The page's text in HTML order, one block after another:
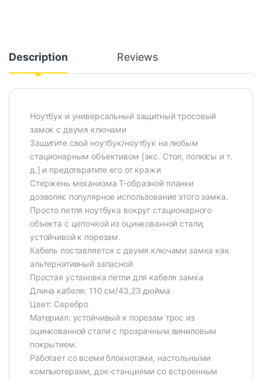
Description Reviews
Ноутбук и универсальный защитный тросовый
замок с двумя ключами
Защитите свой ноутбук/ноутбук на любым
стационарным объективом [экс. Стол, полюсы и т.
д.] и предотвратите его от кражи
Стержень механизма Т-образной планки
дозволяє популярное использование этого замка.
Просто петля ноутбука вокруг стационарного
объекта с цепочкой из оцинкованной стали,
устойчивой к порезам.
Кабель поставляется с двумя ключами замка как
альтернативный запасной
Простая установка петли для кабеля замка
Длина кабеля: 110 см/43,23 дюйма
Цвет: Серебро
Материал: устойчивый к порезам трос из
оцинкованной стали с прозрачным виниловым
покрытием.
Работает со всеми блокнотами, настольными
компьютерами, док-станциями со встроенным